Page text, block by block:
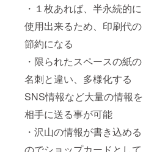
・１枚あれば、半永続的に
使用出来るため、印刷代の
節約になる
・限られたスペースの紙の
名刺と違い、多様化する
SNS情報など大量の情報を
相手に送る事が可能
・沢山の情報が書き込める
のでショップカードとして